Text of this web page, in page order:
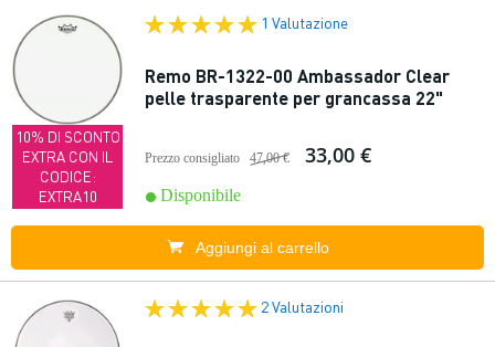
10% DI SCONTO
EXTRA CON IL
CODICE:
EXTRA10
1 Valutazione
Remo BR-1322-00 Ambassador Clear
pelle trasparente per grancassa 22"
Prezzo consigliato 47,00 € 33,00 €
Disponibile
Aggiungi al carrello
2 Valutazioni